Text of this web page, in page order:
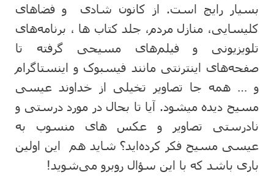
بسیار رایج است. از کانون شادی و فضاهای
کلیسایی، منازل مردم، جلد کتاب ها ، برنامه‌های
تلویزیونی و فیلم‌های مسیحی گرفته تا
صفحه‌های اینترنتی مانند فیسبوک و اینستاگرام
و … همه جا تصاویر تخیلی از خداوند عیسی
مسیح دیده میشود. آیا تا بحال در مورد درستی و
نادرستی تصاویر و عکس های منسوب به
عیسی مسیح فکر کرده‌اید؟ شاید هم این اولین
باری باشد که با این سؤال روبرو می‌شوید!